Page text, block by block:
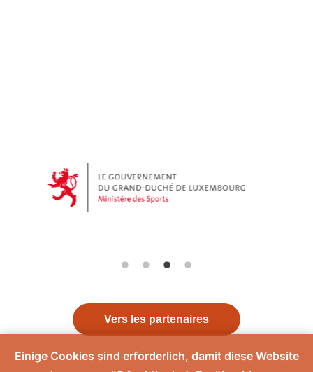
Vers les partenaires
Einige Cookies sind erforderlich, damit diese Website